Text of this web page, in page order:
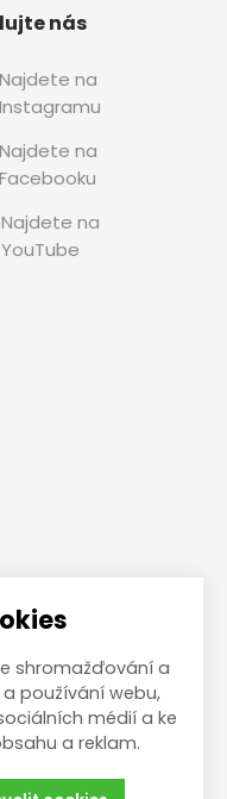
nás
Najdete na
Instagramu
Najdete na
Facebooku
Najdete na
YouTube
shromažďování a
používání webu,
médií a ke
a reklam.